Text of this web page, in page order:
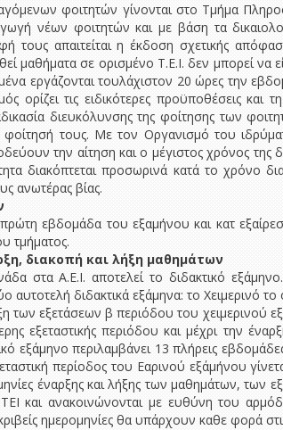
φοιτητών γίνονται στο Τμήμα
νέων φοιτητών και με βάση τα
τους απαιτείται η έκδοση σχετικής
μαθήματα σε ορισμένο Τ.Ε.Ι. δεν μπορεί να
εργάζονται τουλάχιστον 20 ώρες την
ορίζει τις ειδικότερες προϋποθέσεις
διευκόλυνσης της φοίτησης των
τους. Με τον Οργανισμό του
την αίτηση και ο μέγιστος χρόνος
διακόπτεται προσωρινά κατά το χρόνο
ανωτέρας βίας.
εβδομάδα του εξαμήνου και κατ
τμήματος.
διακοπή και λήξη μαθημάτων
στα Α.Ε.Ι. αποτελεί το διδακτικό
αυτοτελή διδακτικά εξάμηνα: το Χειμερινό
των εξετάσεων β περιόδου του
εξεταστικής περιόδου και μέχρι την
εξάμηνο περιλαμβάνει 13 πλήρεις
περίοδος του Εαρινού εξάμήνου
έναρξης και λήξης των μαθημάτων, των
και ανακοινώνονται με ευθύνη του
ημερομηνίες θα υπάρχουν καθε φορά